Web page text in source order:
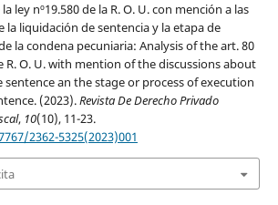
ley nº19.580 de la R. O. U. con mención a las
la liquidación de sentencia y la etapa de
la condena pecuniaria: Analysis of the art. 80
R. O. U. with mention of the discussions about
an the stage or process of execution
(2023).Revista De Derecho Privado
, 10(10), 11-23.
2362-5325(2023)001